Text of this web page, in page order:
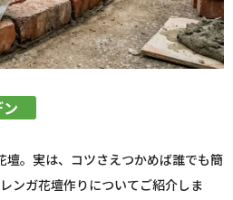
壇。実は、コツさえつかめば誰でも簡
ンガ花壇作りについてご紹介しま